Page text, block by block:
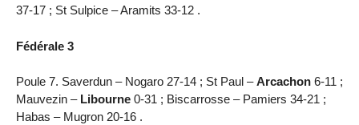
37-17 ; St Sulpice – Aramits 33-12 .
Fédérale 3
Poule 7. Saverdun – Nogaro 27-14 ; St Paul –Arcachon 6-11 ;
Mauvezin – Libourne 0-31 ; Biscarrosse – Pamiers 34-21 ;
Habas – Mugron 20-16 .